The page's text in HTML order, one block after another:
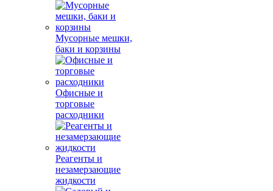
Мусорные мешки,
баки и корзины
Офисные и
торговые
расходники
Реагенты и
незамерзающие
жидкости